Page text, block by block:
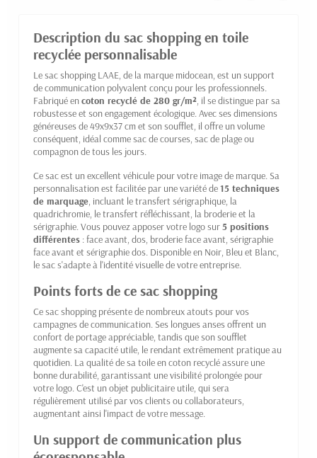
Description du sac shopping en toile
recyclée personnalisable
Le sac shopping LAAE, de la marque midocean, est un support
de communication polyvalent conçu pour les professionnels.
Fabriqué encoton recyclé de 280 gr/m², il se distingue par sa
robustesse et son engagement écologique. Avec ses dimensions
généreuses de 49x9x37 cm et son soufflet, il offre un volume
conséquent, idéal comme sac de courses, sac de plage ou
compagnon de tous les jours.
Ce sac est un excellent véhicule pour votre image de marque. Sa
personnalisation est facilitée par une variété de15 techniques
de marquage, incluant le transfert sérigraphique, la
quadrichromie, le transfert réfléchissant, la broderie et la
sérigraphie. Vous pouvez apposer votre logo sur5 positions
différentes : face avant, dos, broderie face avant, sérigraphie
face avant et sérigraphie dos. Disponible en Noir, Bleu et Blanc,
le sac s'adapte à l'identité visuelle de votre entreprise.
Points forts de ce sac shopping
Ce sac shopping présente de nombreux atouts pour vos
campagnes de communication. Ses longues anses offrent un
confort de portage appréciable, tandis que son soufflet
augmente sa capacité utile, le rendant extrêmement pratique au
quotidien. La qualité de sa toile en coton recyclé assure une
bonne durabilité, garantissant une visibilité prolongée pour
votre logo. C'est un objet publicitaire utile, qui sera
régulièrement utilisé par vos clients ou collaborateurs,
augmentant ainsi l'impact de votre message.
Un support de communication plus